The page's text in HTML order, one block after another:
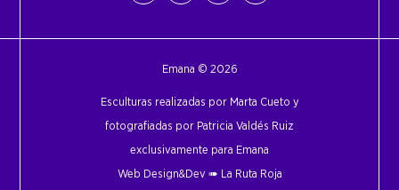
Emana © 2026
Esculturas realizadas por Marta Cueto y
fotografiadas por Patricia Valdés Ruiz
exclusivamente para Emana
Web Design&Dev ➠ La Ruta Roja